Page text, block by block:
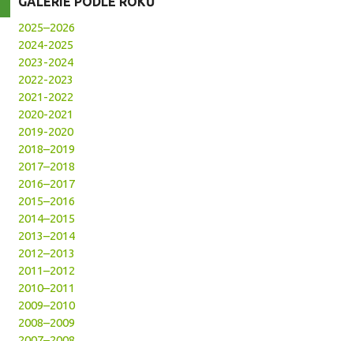
2025–2026
2024-2025
2023-2024
2022-2023
2021-2022
2020-2021
2019-2020
2018–2019
2017–2018
2016–2017
2015–2016
2014–2015
2013–2014
2012–2013
2011–2012
2010–2011
2009–2010
2008–2009